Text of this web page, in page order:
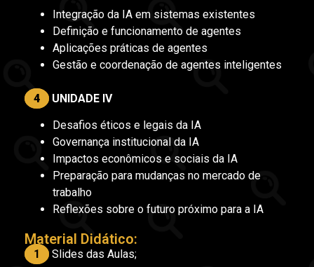
Integração da IA em sistemas existentes
Definição e funcionamento de agentes
Aplicações práticas de agentes
Gestão e coordenação de agentes inteligentes
4 UNIDADE IV
Desafios éticos e legais da IA
Governança institucional da IA
Impactos econômicos e sociais da IA
Preparação para mudanças no mercado de
trabalho
Reflexões sobre o futuro próximo para a IA
Material Didático:
1 Slides das Aulas;